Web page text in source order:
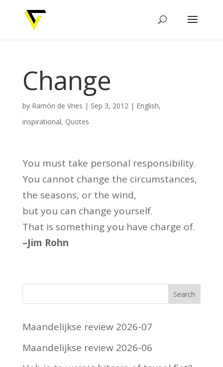
Change
by Ramón de Vries | Sep 3, 2012| English,
inspirational, Quotes
You must take personal responsibility.
You cannot change the circumstances,
the seasons, or the wind,
but you can change yourself.
That is something you have charge of.
–Jim Rohn
Maandelijkse review 2026-07
Maandelijkse review 2026-06